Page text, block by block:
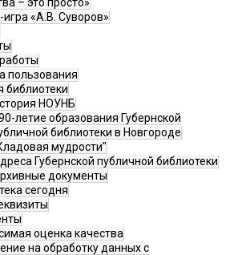
– это просто»
«А.В. Суворов»
пользования
библиотеки
НОУНБ
летие образования Губернской
библиотеки в Новгороде
мудрости"
Губернской публичной библиотеки
документы
сегодня
оценка качества
на обработку данных с